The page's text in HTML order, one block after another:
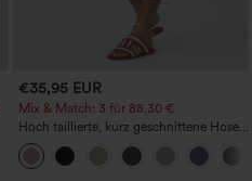
€35,95 EUR
Mix & Match: 3 für 88,30 €
Hoch taillierte, kurz geschnittene Hose
mit Reißverschlusstasche in Leinenoptik